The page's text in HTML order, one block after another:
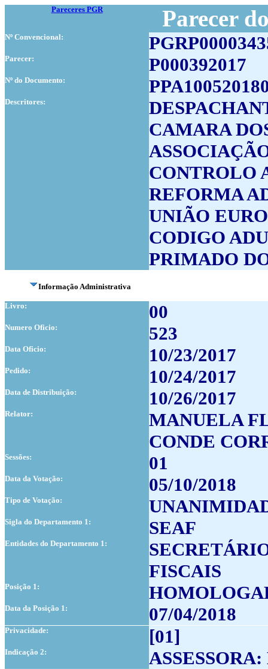
Pareceres PGR Parecer
Nº Convencional:
Parecer: P000392017
Nº do Documento:
Descritores:
CAMARA
CONTROLO
REFORMA
UNIÃO
CODIGO
PRIMADO
Informação Administrativa
Livro: 00
Numero Oficio: 523
Data Oficio: 10/23/2017
Pedido: 10/24/2017
Data de Distribuição: 10/26/2017
Relator:
MANUELA
CONDE
Sessões: 01
Data da Votação: 05/10/2018
Tipo de Votação:
Sigla do Departamento 1: SEAF
Entidades do Departamento 1:
FISCAIS
Posição 1:
Data da Posição 1: 07/04/2018
Privacidade: [01]
Indicação 2: